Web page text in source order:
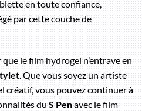
en toute confiance,
par cette couche de
le film hydrogel n’entrave en
. Que vous soyez un artiste
créatif, vous pouvez continuer à
duS Penavec le film